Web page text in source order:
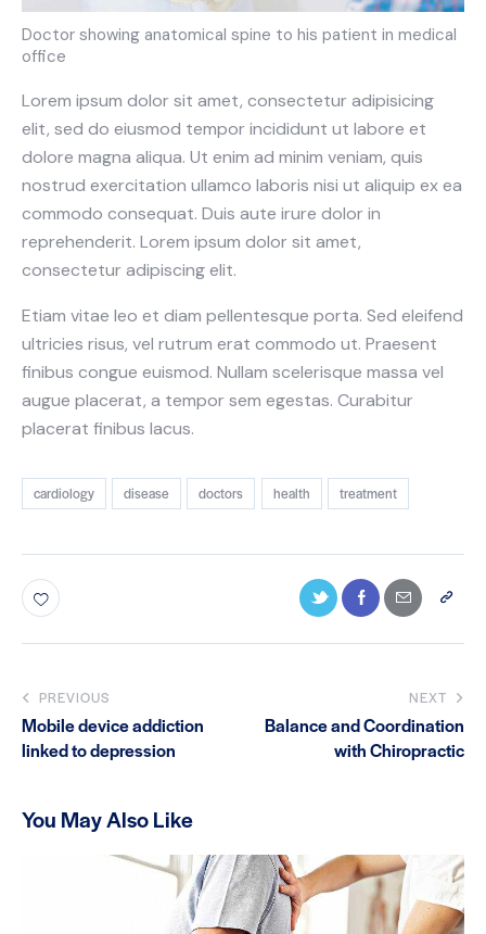
Doctor showing anatomical spine to his patient in medical
office
Lorem ipsum dolor sit amet, consectetur adipisicing
elit, sed do eiusmod tempor incididunt ut labore et
dolore magna aliqua. Ut enim ad minim veniam, quis
nostrud exercitation ullamco laboris nisi ut aliquip ex ea
commodo consequat. Duis aute irure dolor in
reprehenderit. Lorem ipsum dolor sit amet,
consectetur adipiscing elit.
Etiam vitae leo et diam pellentesque porta. Sed eleifend
ultricies risus, vel rutrum erat commodo ut. Praesent
finibus congue euismod. Nullam scelerisque massa vel
augue placerat, a tempor sem egestas. Curabitur
placerat finibus lacus.
cardiology disease doctors health treatment
PREVIOUS
Mobile device addiction
linked to depression
NEXT
Balance and Coordination
with Chiropractic
You May Also Like